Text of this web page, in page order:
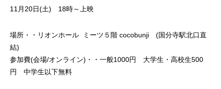
11月20日(土) 18時～上映
場所・・リオンホール ミーツ５階 cocobunji (国分寺駅北口直
結)
参加費(会場/オンライン)・・一般1000円 大学生・高校生500
円 中学生以下無料